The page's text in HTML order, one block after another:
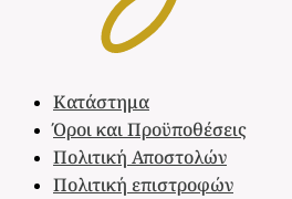
Κατάστημα
Όροι και Προϋποθέσεις
Πολιτική Αποστολών
Πολιτική επιστροφών